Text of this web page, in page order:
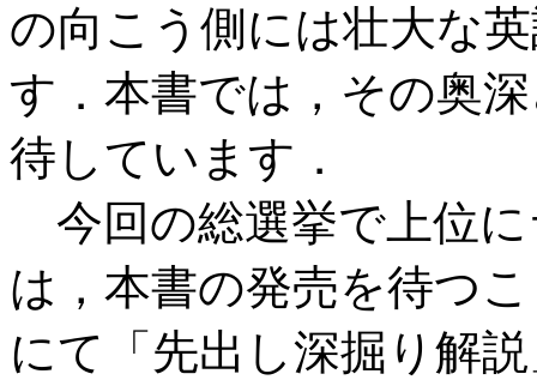
の向こう側には壮大な
す．本書では，その奥
待しています．
今回の総選挙で上位
は，本書の発売を待つ
にて「先出し深掘り解